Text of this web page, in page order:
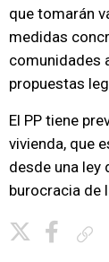
que tomarán
medidas
comunidades
propuestas
El PP tiene
vivienda, que
desde una ley
burocracia de